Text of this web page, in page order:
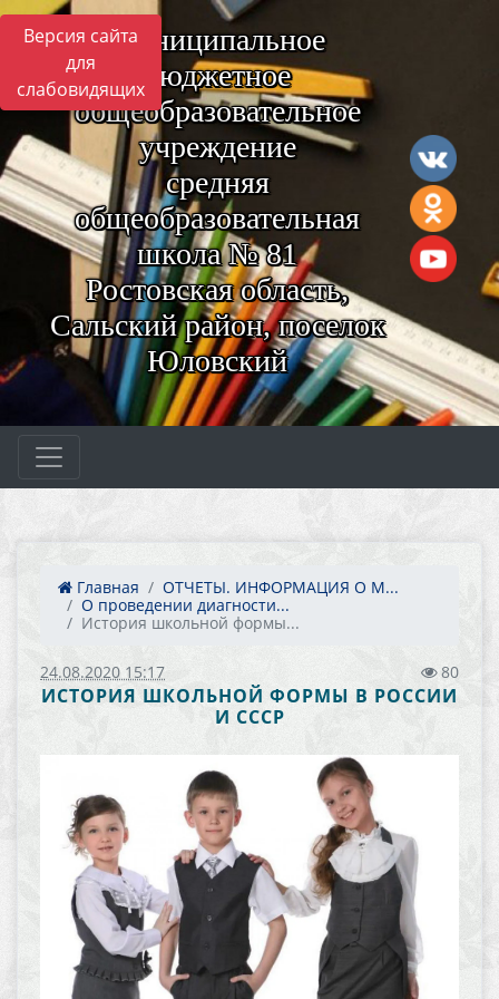
Версия сайта
для
слабовидящих
Муниципальное
бюджетное
общеобразовательное
учреждение
средняя
общеобразовательная
школа № 81
Ростовская область,
Сальский район, поселок
Юловский
Главная
ОТЧЕТЫ. ИНФОРМАЦИЯ О М...
О проведении диагности...
История школьной формы...
24.08.2020 15:17 80
ИСТОРИЯ ШКОЛЬНОЙ ФОРМЫ В РОССИИ
И СССР